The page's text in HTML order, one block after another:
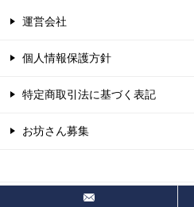
運営会社
個人情報保護方針
特定商取引法に基づく表記
お坊さん募集
© 2026 【公式】お坊さん派遣なら葬テラ